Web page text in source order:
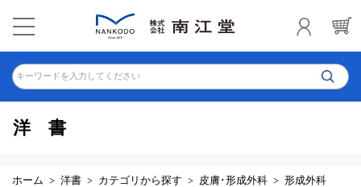
キーワードを入力してください
洋書
ホーム 洋書 カテゴリから探す 皮膚･形成外科
形成外科